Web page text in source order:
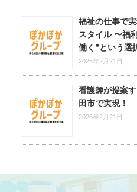
福祉の仕事で
スタイル 〜福
働く”という選
2026年2月21日
看護師が提案
田市で実現！
2026年2月21日